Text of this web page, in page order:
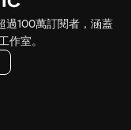
過100萬訂閱者，涵蓋
作室。